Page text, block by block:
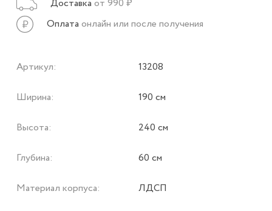
Доставка от 990 ₽
Оплата онлайн или после получения
Артикул: 13208
Ширина: 190 см
Высота: 240 см
Глубина: 60 см
Материал корпуса: ЛДСП